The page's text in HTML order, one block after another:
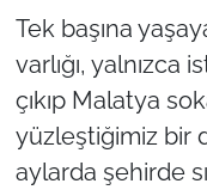
Tek başına
varlığı, yalnızca
çıkıp Malatya
yüzleştiğimiz bir
aylarda şehirde